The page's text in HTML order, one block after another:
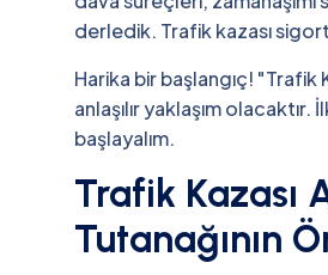
derledik. Trafik kazası
Harika bir başlangıç! "Trafik
anlaşılır yaklaşım
başlayalım.
Trafik Kazası
Tutanağının